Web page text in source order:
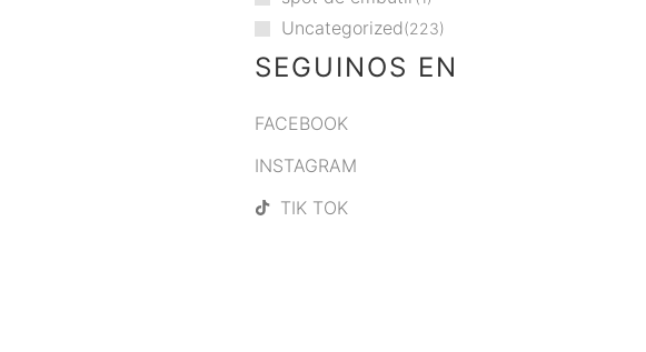
Uncategorized 223
SEGUINOS EN
FACEBOOK
INSTAGRAM
TIK TOK